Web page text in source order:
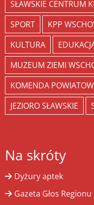
SŁAWSKIE CENTRUM
SPORT
KPP
KULTURA
MUZEUM ZIEMI
KOMENDA
JEZIORO SŁAWSKIE
Na skróty
Dyżury aptek
Gazeta Głos Regionu